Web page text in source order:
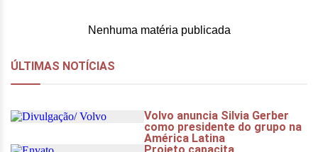
Nenhuma matéria publicada